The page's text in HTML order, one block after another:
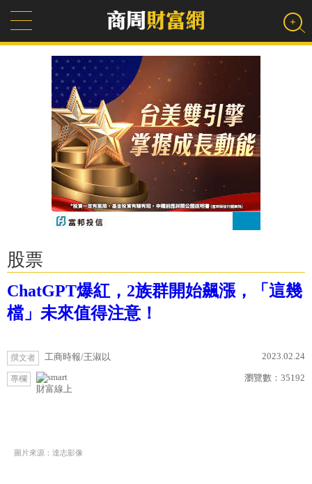
股票
ChatGPT爆紅，2族群開始飆漲，「這幾
檔」未來值得注意！
撰文者 工商時報/王淑以 2023.02.24
專欄
財富線上
瀏覽數： 35192
圖片來源：達志影像